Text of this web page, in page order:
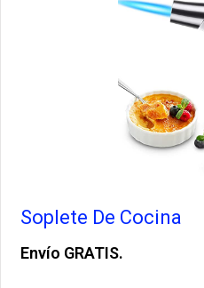
Soplete De Cocina
Envío GRATIS.